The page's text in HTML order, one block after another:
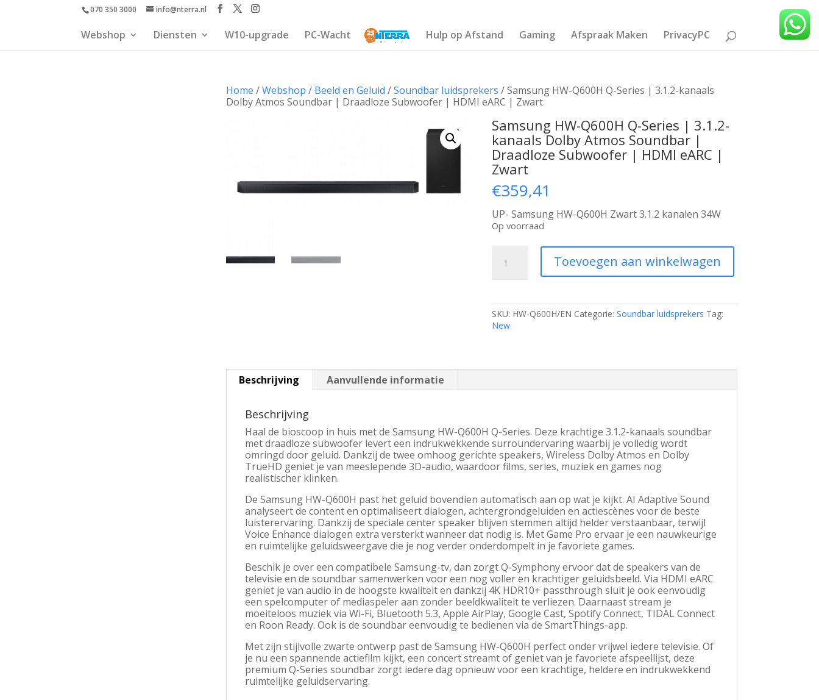
070 350 3000 info@nterra.nl
Webshop Diensten W10-upgrade PC-Wacht Hulp op Afstand Gaming Afspraak Maken PrivacyPC
Home /Webshop / Beeld en Geluid /Soundbar luidsprekers / Samsung HW-Q600H Q-Series | 3.1.2-kanaals
Dolby Atmos Soundbar | Draadloze Subwoofer | HDMI eARC | Zwart
Samsung HW-Q600H Q-Series | 3.1.2-
kanaals Dolby Atmos Soundbar |
Draadloze Subwoofer | HDMI eARC |
Zwart
€359,41
UP- Samsung HW-Q600H Zwart 3.1.2 kanalen 34W
Op voorraad
HW-
|
3.1.2-
kanaals
Soundbar
Draadloze
HDMI
eARC
|
Zwart
aantal
Toevoegen aan winkelwagen
SKU: HW-Q600H/EN Categorie:Soundbar luidsprekers Tag:
New
Beschrijving Aanvullende informatie
Beschrijving
Haal de bioscoop in huis met de Samsung HW-Q600H Q-Series. Deze krachtige 3.1.2-kanaals soundbar
met draadloze subwoofer levert een indrukwekkende surroundervaring waarbij je volledig wordt
omringd door geluid. Dankzij de twee omhoog gerichte speakers, Wireless Dolby Atmos en Dolby
TrueHD geniet je van meeslepende 3D-audio, waardoor films, series, muziek en games nog
realistischer klinken.
De Samsung HW-Q600H past het geluid bovendien automatisch aan op wat je kijkt. AI Adaptive Sound
analyseert de content en optimaliseert dialogen, achtergrondgeluiden en actiescènes voor de beste
luisterervaring. Dankzij de speciale center speaker blijven stemmen altijd helder verstaanbaar, terwijl
Voice Enhance dialogen extra versterkt wanneer dat nodig is. Met Game Pro ervaar je een nauwkeurige
en ruimtelijke geluidsweergave die je nog verder onderdompelt in je favoriete games.
Beschik je over een compatibele Samsung-tv, dan zorgt Q-Symphony ervoor dat de speakers van de
televisie en de soundbar samenwerken voor een nog voller en krachtiger geluidsbeeld. Via HDMI eARC
geniet je van audio in de hoogste kwaliteit en dankzij 4K HDR10+ passthrough sluit je ook eenvoudig
een spelcomputer of mediaspeler aan zonder beeldkwaliteit te verliezen. Daarnaast stream je
moeiteloos muziek via Wi-Fi, Bluetooth 5.3, Apple AirPlay, Google Cast, Spotify Connect, TIDAL Connect
en Roon Ready. Ook is de soundbar eenvoudig te bedienen via de SmartThings-app.
Met zijn stijlvolle zwarte ontwerp past de Samsung HW-Q600H perfect onder vrijwel iedere televisie. Of
je nu een spannende actiefilm kijkt, een concert streamt of geniet van je favoriete afspeellijst, deze
premium Q-Series soundbar zorgt iedere dag opnieuw voor een krachtige, heldere en indrukwekkend
ruimtelijke geluidservaring.